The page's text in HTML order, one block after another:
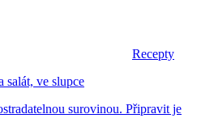
Recepty
salát, ve slupce
surovinou. Připravit je